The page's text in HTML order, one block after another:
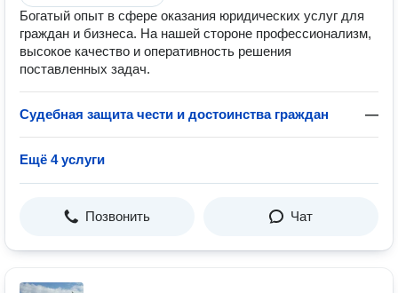
Богатый опыт в сфере оказания юридических услуг для
граждан и бизнеса. На нашей стороне профессионализм,
высокое качество и оперативность решения
поставленных задач.
Судебная защита чести и достоинства граждан —
Ещё 4 услуги
Позвонить Чат